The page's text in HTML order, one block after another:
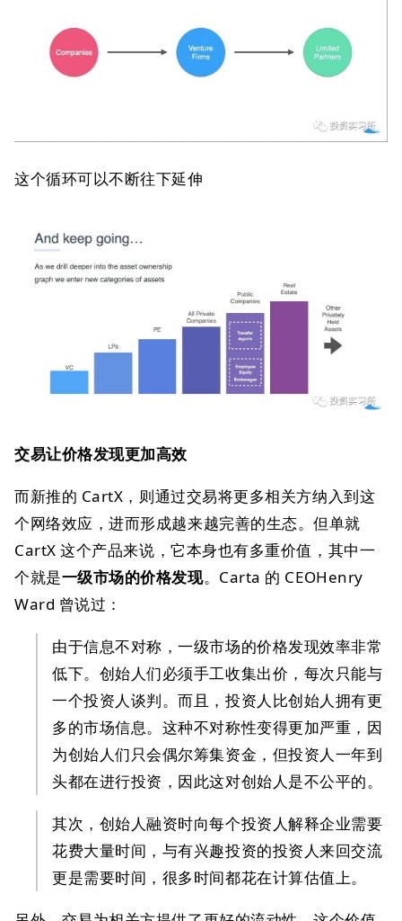
这个循环可以不断往下延伸
交易让价格发现更加高效
而新推的 CartX，则通过交易将更多相关方纳入到这
个网络效应，进而形成越来越完善的生态。但单就
CartX 这个产品来说，它本身也有多重价值，其中一
个就是一级市场的价格发现。Carta 的 CEOHenry
Ward 曾说过：
由于信息不对称，一级市场的价格发现效率非常
低下。创始人们必须手工收集出价，每次只能与
一个投资人谈判。而且，投资人比创始人拥有更
多的市场信息。这种不对称性变得更加严重，因
为创始人们只会偶尔筹集资金，但投资人一年到
头都在进行投资，因此这对创始人是不公平的。
其次，创始人融资时向每个投资人解释企业需要
花费大量时间，与有兴趣投资的投资人来回交流
更是需要时间，很多时间都花在计算估值上。